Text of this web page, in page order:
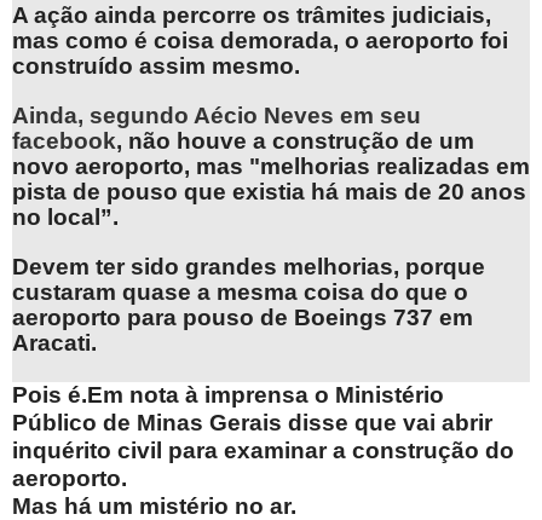
A ação ainda percorre os trâmites judiciais,
mas como é coisa demorada, o aeroporto foi
construído assim mesmo.
Ainda, segundo Aécio Neves em seu
facebook, não houve a construção de um
novo aeroporto, mas "melhorias realizadas em
pista de pouso que existia há mais de 20 anos
no local”.
Devem ter sido grandes melhorias, porque
custaram quase a mesma coisa do que o
aeroporto para pouso de Boeings 737 em
Aracati.
Pois é.Em nota à imprensa o Ministério
Público de Minas Gerais disse que vai abrir
inquérito civil para examinar a construção do
aeroporto.
Mas há um mistério no ar.